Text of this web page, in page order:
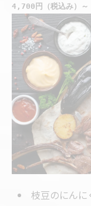
4,700円（税込み）～
枝豆のにんに